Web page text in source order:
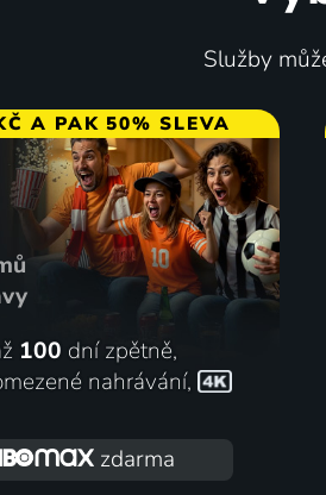
Služby
A PAK 50% SLEVA
100 dní zpětně,
nahrávání,
zdarma